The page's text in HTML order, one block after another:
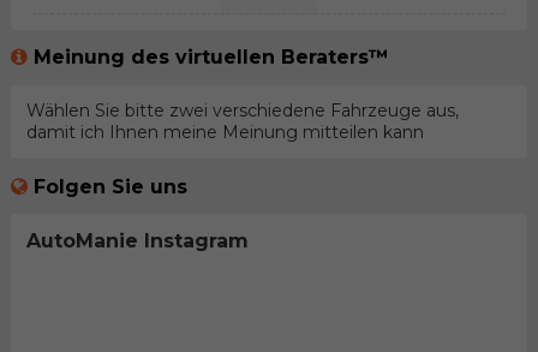
Meinung des virtuellen Beraters™
Wählen Sie bitte zwei verschiedene Fahrzeuge aus,
damit ich Ihnen meine Meinung mitteilen kann
Folgen Sie uns
AutoManie Instagram